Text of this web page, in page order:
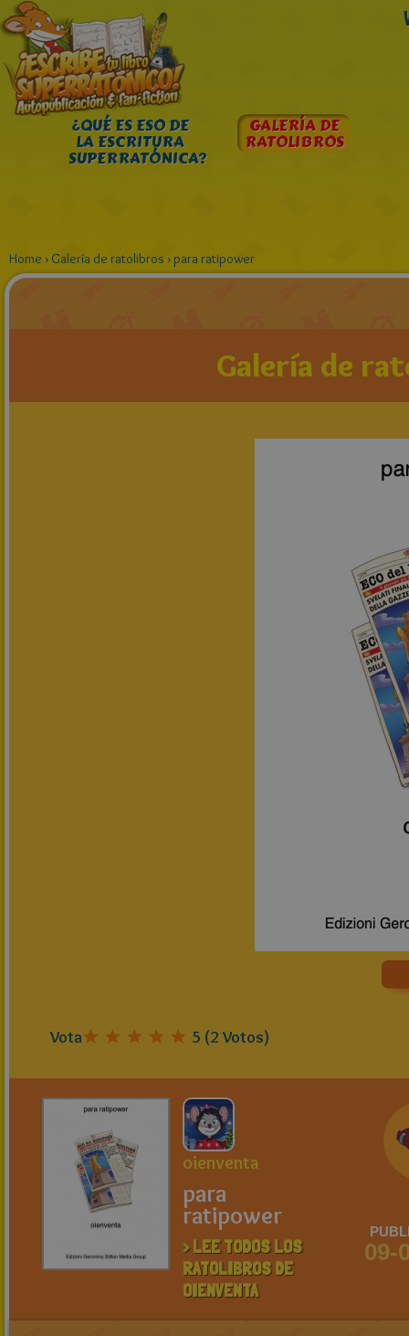
¿QUÉ ES ESO DE
LA ESCRITURA
SUPERRATÓNICA?
GALERÍA DE
RATOLIBROS
Home › Galería de ratolibros ›para ratipower
Galería de
Vota 5 (2Votos)
oienventa
para
ratipower
> LEE TODOS LOS
RATOLIBROS DE
OIENVENTA
09-